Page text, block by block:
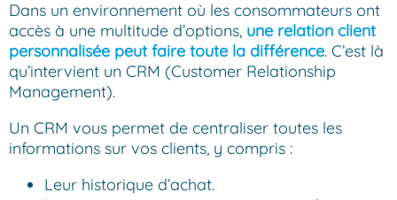
Dans un environnement où les consommateurs ont
accès à une multitude d’options, une relation client
personnalisée peut faire toute la différence. C’est là
qu’intervient un CRM (Customer Relationship
Management).
Un CRM vous permet de centraliser toutes les
informations sur vos clients, y compris :
Leur historique d’achat.